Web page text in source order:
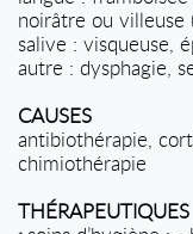
noirâtre ou villeuse
salive : visqueuse,
autre : dysphagie,
CAUSES
antibiothérapie,
chimiothérapie
THÉRAPEUTIQUES